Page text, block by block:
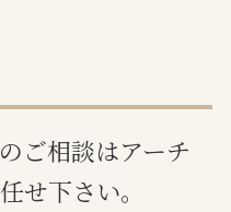
ご相談はアーチ
せ下さい。